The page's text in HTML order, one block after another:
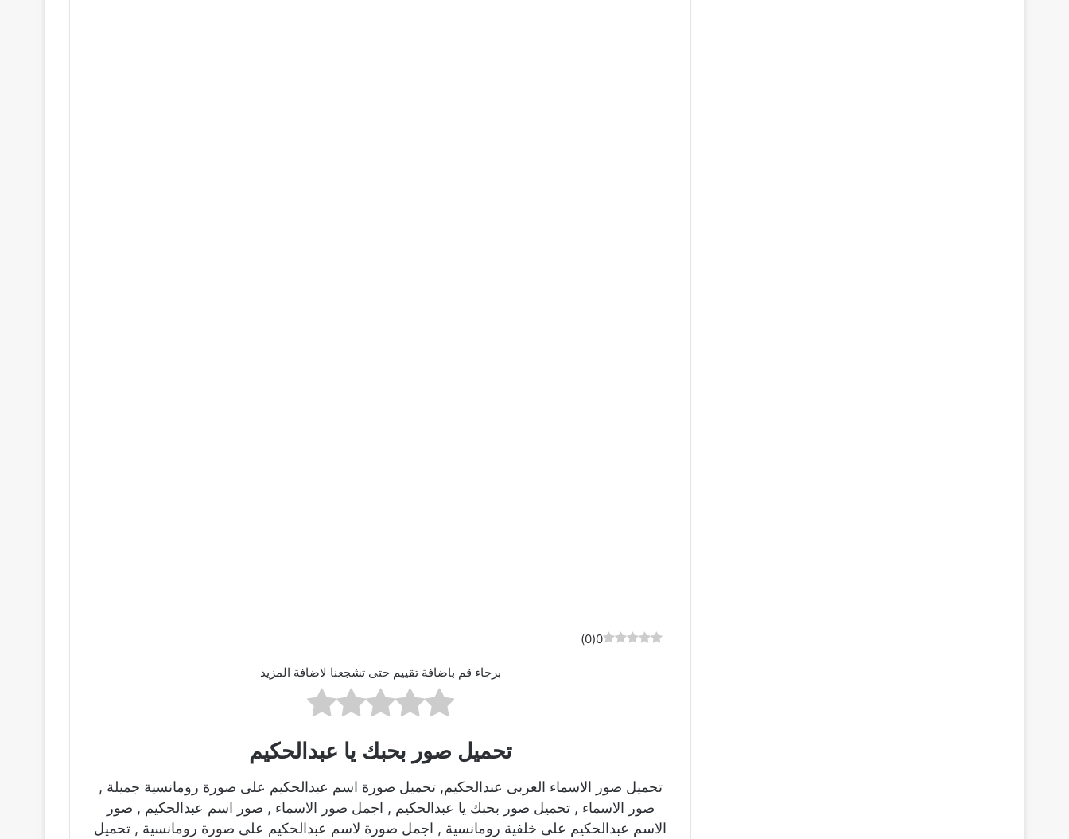
0
(
0
)
برجاء قم باضافة تقييم حتى تشجعنا لاضافة المزيد
تحميل صور بحبك يا عبدالحكيم
تحميل صور الاسماء العربى عبدالحكيم, تحميل صورة اسم عبدالحكيم على صورة رومانسية جميلة ,
صور الاسماء , تحميل صور بحبك يا عبدالحكيم , اجمل صور الاسماء , صور اسم عبدالحكيم , صور
الاسم عبدالحكيم على خلفية رومانسية , اجمل صورة لاسم عبدالحكيم على صورة رومانسية , تحميل